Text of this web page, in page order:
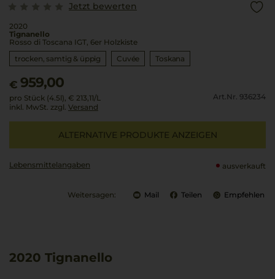
Jetzt bewerten
2020
Tignanello
Rosso di Toscana IGT, 6er Holzkiste
trocken, samtig & üppig
Cuvée Toskana
€ 959,00
pro Stück (4.5l), € 213,11/L
inkl. MwSt. zzgl. Versand
Art.Nr. 936234
ALTERNATIVE PRODUKTE ANZEIGEN
Lebensmittel­angaben ausverkauft
Weitersagen: Mail Teilen Empfehlen
2020 Tignanello